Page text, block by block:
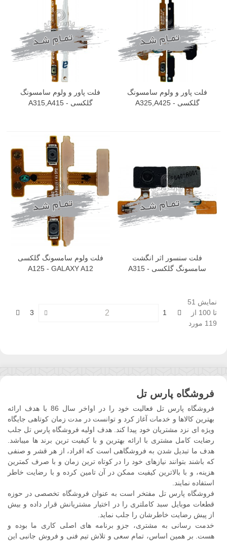
فلت پاور و ولوم سامسونگ
گلکسی A325,A425 -
فلت پاور و ولوم سامسونگ
گلکسی A315,A415 -
فلت سنسور اثر انگشت
سامسونگ گلکسی A315 -
فلت ولوم سامسونگ گلکسی
A125 - GALAXY A12
نمایش 51
تا 100 از
119 مورد
قبلی
1
3
فروشگاه پارس تل
فروشگاه پارس تل فعالیت خود را در اواخر سال 86 با هدف ارائه
بهترین کالاها و خدمات آغاز کرد و توانست در مدت زمان کوتاهی جایگاه
ویژه ای نزد مشتریان خود پیدا کند. هدف اولیه فروشگاه پارس تل جلب
رضایت کامل مشتری با ارائه بهترین و با کیفیت ترین برند ها میباشد.
هدف ما تبدیل شدن به فروشگاهی است که افراد، از هر قشر و صنفی
که باشند بتوانند نیازهای خود را در کوتاه ترین زمان و با صرف کمترین
هزینه، و با بالاترین کیفیت ممکن در آن تامین کرده و با رضایت خاطر
استفاده نمایند.
فروشگاه پارس تل مفتخر است به عنوان فروشگاه تخصصی در حوزه
قطعات موبایل سبد کاملتری را در اختیار مشتریانش قرار داده و بیش
از پیش رضایت خاطرشان را جلب نماید.
خدمت رسانی به مشتری، جزو برنامه های اصلی کاری ما بوده و
هست. بر همین اساس، تمام سعی و تلاش تیم فنی و فروش جانبی این